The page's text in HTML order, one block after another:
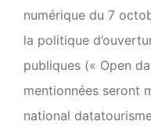
numérique du 7
la politique
publiques (« Open
mentionnées seront
national